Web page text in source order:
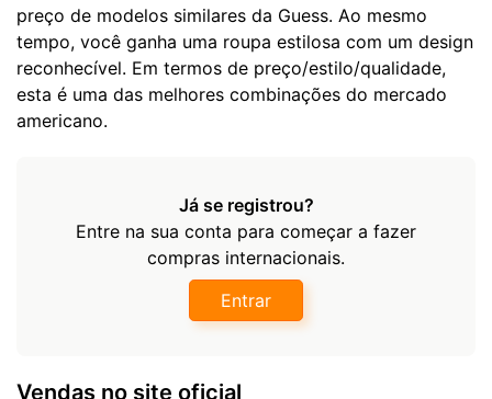
preço de modelos similares da Guess. Ao mesmo
tempo, você ganha uma roupa estilosa com um design
reconhecível. Em termos de preço/estilo/qualidade,
esta é uma das melhores combinações do mercado
americano.
Já se registrou?
Entre na sua conta para começar a fazer
compras internacionais.
Entrar
Vendas no site oficial